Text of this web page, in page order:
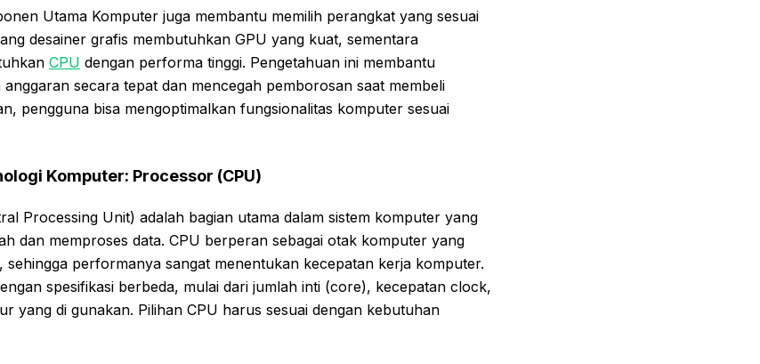
Utama Komputer juga membantu memilih perangkat yang sesuai
desainer grafis membutuhkan GPU yang kuat, sementara
CPU dengan performa tinggi. Pengetahuan ini membantu
secara tepat dan mencegah pemborosan saat membeli
pengguna bisa mengoptimalkan fungsionalitas komputer sesuai
Komputer: Processor (CPU)
Processing Unit) adalah bagian utama dalam sistem komputer yang
dan memproses data. CPU berperan sebagai otak komputer yang
sehingga performanya sangat menentukan kecepatan kerja komputer.
spesifikasi berbeda, mulai dari jumlah inti (core), kecepatan clock,
yang di gunakan. Pilihan CPU harus sesuai dengan kebutuhan